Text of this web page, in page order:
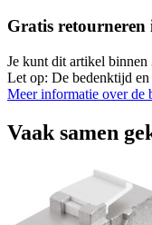
Gratis
Je kunt dit artikel binnen
Let op: De bedenktijd en
Meer informatie over de
Vaak samen